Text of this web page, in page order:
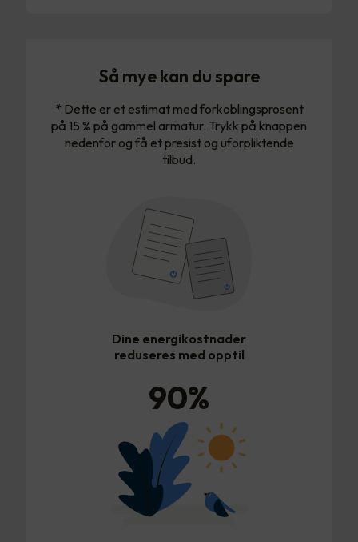
Så mye kan du spare
* Dette er et estimat med forkoblingsprosent
på 15 % på gammel armatur. Trykk på knappen
nedenfor og få et presist og uforpliktende
tilbud.
Dine energikostnader
reduseres med opptil
90%